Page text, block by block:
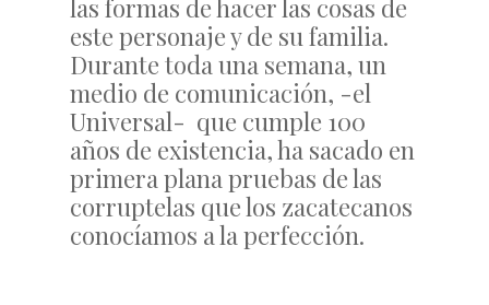
las formas de hacer las cosas de
este personaje y de su familia.
Durante toda una semana, un
medio de comunicación, -el
Universal- que cumple 100
años de existencia, ha sacado en
primera plana pruebas de las
corruptelas que los zacatecanos
conocíamos a la perfección.